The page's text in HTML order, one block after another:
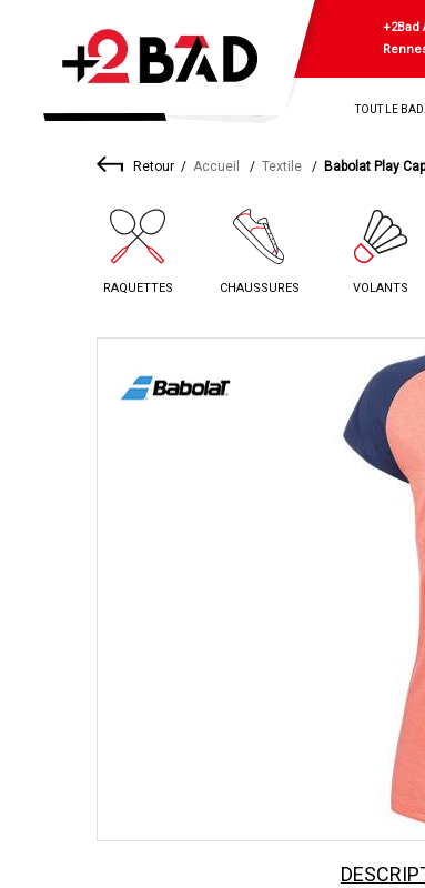
+2Bad
TOUT LE
Retour Accueil Textile Babolat Play
RAQUETTES CHAUSSURES VOLANTS